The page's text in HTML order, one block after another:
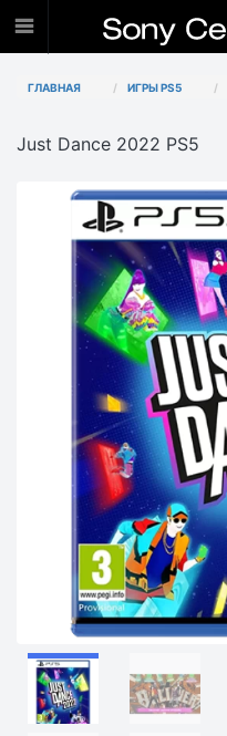
ГЛАВНАЯ ИГРЫ PS5
Just Dance 2022 PS5